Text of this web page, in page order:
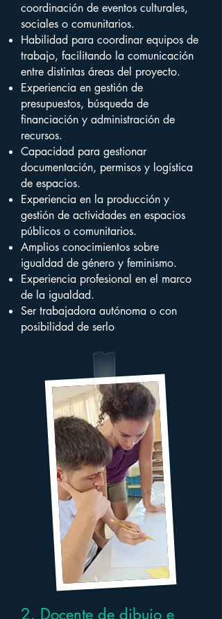
coordinación de eventos culturales,
sociales o comunitarios.
Habilidad para coordinar equipos de
trabajo, facilitando la comunicación
entre distintas áreas del proyecto.
Experiencia en gestión de
presupuestos, búsqueda de
financiación y administración de
recursos.
Capacidad para gestionar
documentación, permisos y logística
de espacios.
Experiencia en la producción y
gestión de actividades en espacios
públicos o comunitarios.
Amplios conocimientos sobre
igualdad de género y feminismo.
Experiencia profesional en el marco
de la igualdad.
Ser trabajadora autónoma o con
posibilidad de serlo
2. Docente de dibujo e